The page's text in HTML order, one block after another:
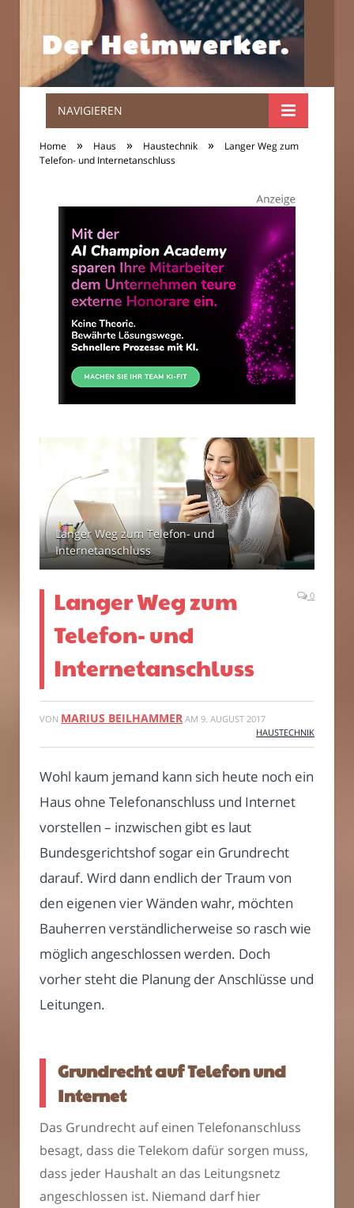
Der
Heimwerker.
NAVIGIEREN
Home » Haus » Haustechnik »
Langer Weg zum
Telefon- und Internetanschluss
Langer Weg zum Telefon- und
Internetanschluss
Langer Weg zum
Telefon- und
Internetanschluss
0
VON MARIUS BEILHAMMER AM 9. AUGUST 2017
HAUSTECHNIK
Wohl kaum jemand kann sich heute noch ein
Haus ohne Telefonanschluss und Internet
vorstellen – inzwischen gibt es laut
Bundesgerichtshof sogar ein Grundrecht
darauf. Wird dann endlich der Traum von
den eigenen vier Wänden wahr, möchten
Bauherren verständlicherweise so rasch wie
möglich angeschlossen werden. Doch
vorher steht die Planung der Anschlüsse und
Leitungen.
Grundrecht auf Telefon und
Internet
Das Grundrecht auf einen Telefonanschluss
besagt, dass die Telekom dafür sorgen muss,
dass jeder Haushalt an das Leitungsnetz
angeschlossen ist. Niemand darf hier